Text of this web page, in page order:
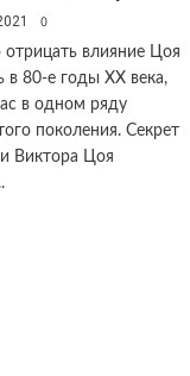
0
влияние Цоя
в 80-е годы XX века,
в одном ряду
поколения. Секрет
Виктора Цоя